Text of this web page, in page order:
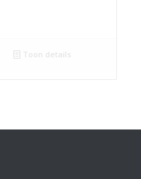
Toon details